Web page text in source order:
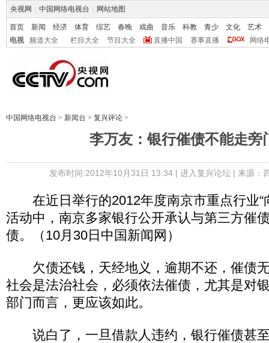
央视网 中国网络电视台 网站地图
首页 新闻 经济 体育 综艺 春晚 戏曲 音乐 科教 青少 文化
艺术
电视
频道大全 栏目大全 节目大全 直播中国 赛事直播 网络
中国网络电视台 > 新闻台 > 复兴评论 >
李万友：银行催债不能走旁
发布时间:2012年10月31日 13:34 | 进入复兴论坛| 来源：
在近日举行的2012年度南京市重点行业“
活动中，南京多家银行公开承认与第三方催
债。（10月30日中国新闻网）
欠债还钱，天经地义，逾期不还，催债
社会是法治社会，必须依法催债，尤其是对
部门而言，更应该如此。
说白了，一旦借款人违约，银行催债甚